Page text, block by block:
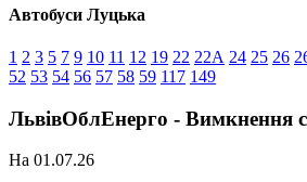
Автобуси Луцька
1 2 3 5 7 9 10 11 12 19 22 22А 24 25 26
52 53 54 56 57 58 59 117 149
ЛьвівОблЕнерго - Вимкнення
На 01.07.26